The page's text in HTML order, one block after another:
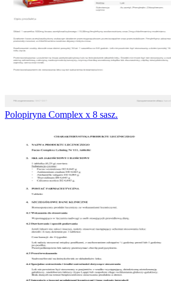
Polopiryna Complex x 8 sasz.